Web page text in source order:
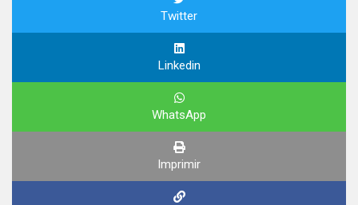
Twitter
Linkedin
WhatsApp
Imprimir